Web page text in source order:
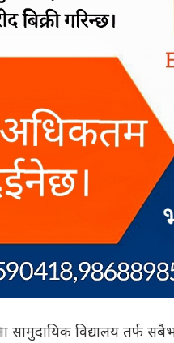
सामुदायिक विद्यालय तर्फ